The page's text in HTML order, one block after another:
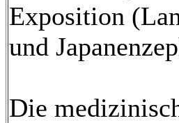
Exposition
und
Die